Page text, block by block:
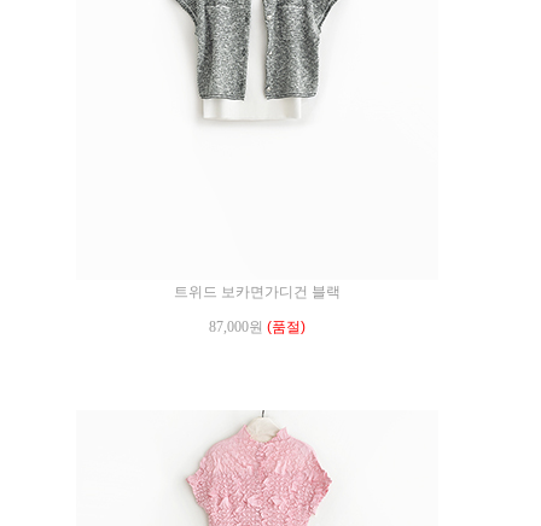
트위드 보카면가디건 블랙
87,000원 (품절)